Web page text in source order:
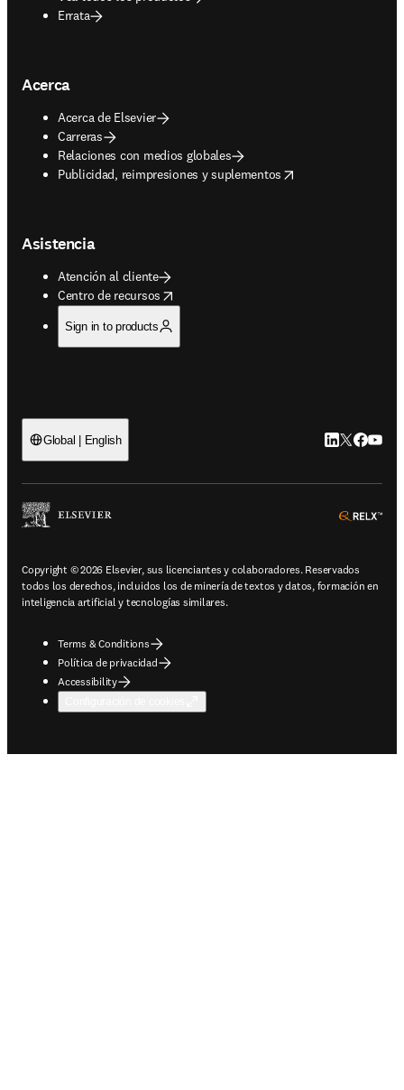
Errata
Acerca
Acerca de Elsevier
Carreras
Relaciones con medios globales
Publicidad, reimpresiones y suplementos
opens in new tab/window
Asistencia
Atención al cliente
Centro de recursos
opens in new tab/window
Sign in to products
Global | English LinkedIn se
Twitter se
Copyright © 2026 Elsevier, sus licenciantes y colaboradores. Reservados
todos los derechos, incluidos los de minería de textos y datos, formación en
inteligencia artificial y tecnologías similares.
Terms & Conditions
Política de privacidad
Accessibility